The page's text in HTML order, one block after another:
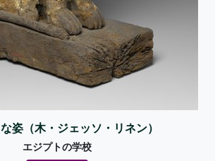
姿（木・ジェッソ・リネン）
エジプトの学校